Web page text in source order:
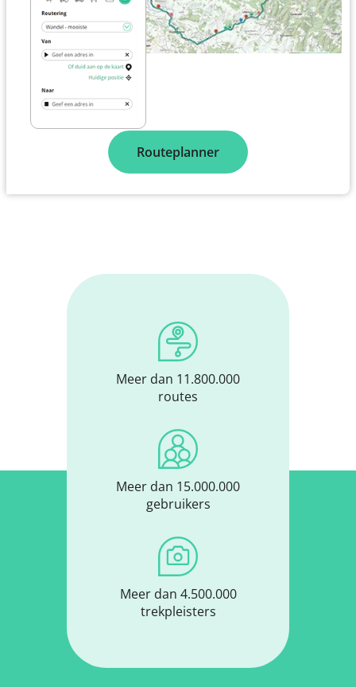
Routeplanner
Meer dan 11.800.000
routes
Meer dan 15.000.000
gebruikers
Meer dan 4.500.000
trekpleisters